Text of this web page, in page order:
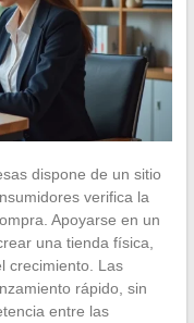
dispone de un sitio
verifica la
Apoyarse en un
una tienda física,
crecimiento. Las
rápido, sin
entre las